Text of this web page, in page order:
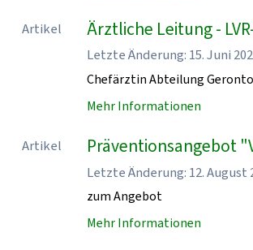
Artikel Ärztliche Leitung -
Letzte Änderung: 15. Juni
Chefärztin Abteilung
Mehr Informationen
Artikel Präventionsangebot
Letzte Änderung: 12. August
zum Angebot
Mehr Informationen